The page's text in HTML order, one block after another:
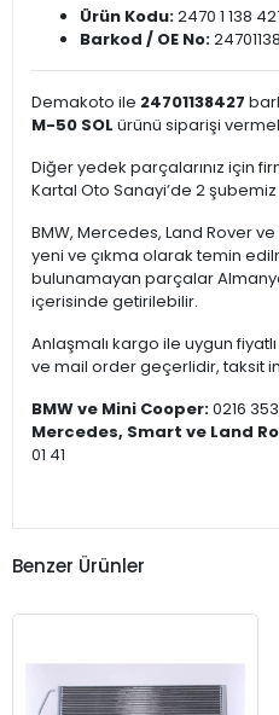
Ürün Kodu:2470 1 138
Barkod / OE No:
Demakoto ile 24701138427
M-50 SOL ürünü siparişi
Diğer yedek parçalarınız için
Kartal Oto Sanayi’de 2
BMW, Mercedes, Land Rover
yeni ve çıkma olarak temin
bulunamayan parçalar
içerisinde getirilebilir.
Anlaşmalı kargo ile uygun
ve mail order geçerlidir, taksit
BMW ve Mini Cooper:0216
Mercedes, Smart ve Land
01 41
Benzer Ürünler